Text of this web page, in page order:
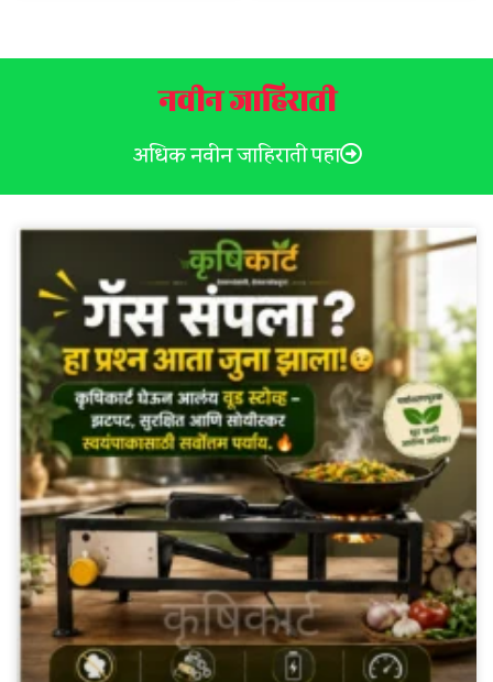
नवीन जाहिराती
अधिक नवीन जाहिराती पहा